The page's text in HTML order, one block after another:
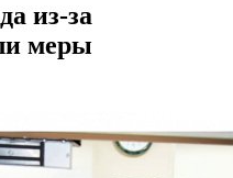
из-за
меры